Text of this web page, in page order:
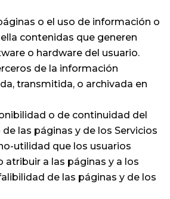
o el uso de información o
contenidas que generen
o hardware del usuario.
de la información
transmitida, o archivada en
o de continuidad del
las páginas y de los Servicios
utilidad que los usuarios
atribuir a las páginas y a los
de las páginas y de los